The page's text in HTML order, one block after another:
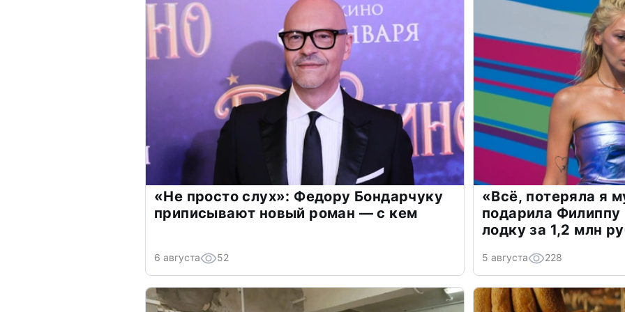
«Не просто слух»: Федору Бондарчуку
приписывают новый роман — с кем
6 августа 52
«Всё, потеряла я
подарила
лодку за 1,2 млн
5 августа 228